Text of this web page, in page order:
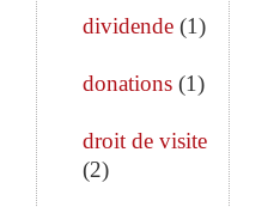
dividende (1)
donations (1)
droit de visite
(2)